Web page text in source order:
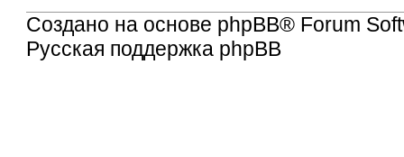
Создано на основе phpBB® Forum
Русская поддержка phpBB